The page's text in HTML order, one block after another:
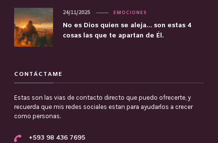
EMOCIONES
No es Dios quien se aleja… son estas 4
cosas las que te apartan de Él.
24/11/2025
CONTÁCTAME
Estas son las vias de contacto directo que puedo ofrecerte, y
recuerda que mis redes sociales estan para ayudarlos a crecer
como personas.
+593 98 436 7695